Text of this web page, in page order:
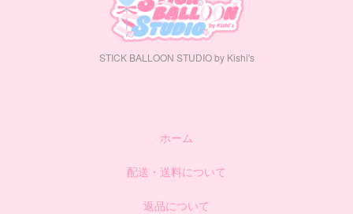
STICK BALLOON STUDIO by Kishi's
ホーム
配送・送料について
返品について